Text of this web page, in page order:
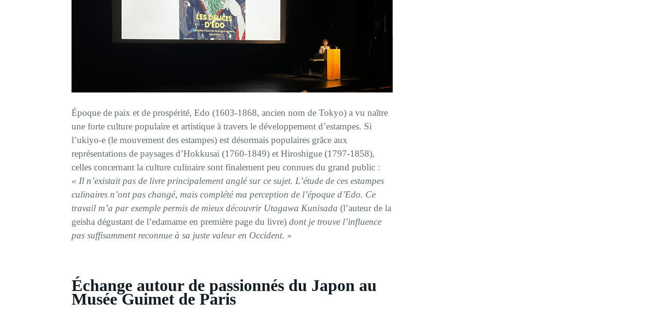
Époque de paix et de prospérité, Edo (1603-1868, ancien nom de Tokyo) a vu naître
une forte culture populaire et artistique à travers le développement d’estampes. Si
l’ukiyo-e (le mouvement des estampes) est désormais populaires grâce aux
représentations de paysages d’Hokkusai (1760-1849) et Hiroshigue (1797-1858),
celles concernant la culture culinaire sont finalement peu connues du grand public :
« Il n’existait pas de livre principalement anglé sur ce sujet. L’étude de ces estampes
culinaires n’ont pas changé, mais complété ma perception de l’époque d’Edo. Ce
travail m’a par exemple permis de mieux découvrir Utagawa Kunisada (l’auteur de la
geisha dégustant de l’edamame en première page du livre) dont je trouve l’influence
pas suffisamment reconnue à sa juste valeur en Occident. »
Échange autour de passionnés du Japon au
Musée Guimet de Paris